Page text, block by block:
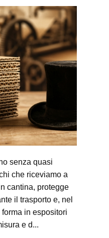
senza quasi
che riceviamo a
cantina, protegge
il trasporto e, nel
in espositori
e d...